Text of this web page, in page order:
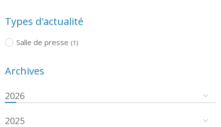
Types d'actualité
Salle de presse (1)
Archives
2026
2025